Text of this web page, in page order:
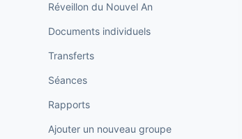
Réveillon du Nouvel An
Documents individuels
Transferts
Séances
Rapports
Ajouter un nouveau groupe